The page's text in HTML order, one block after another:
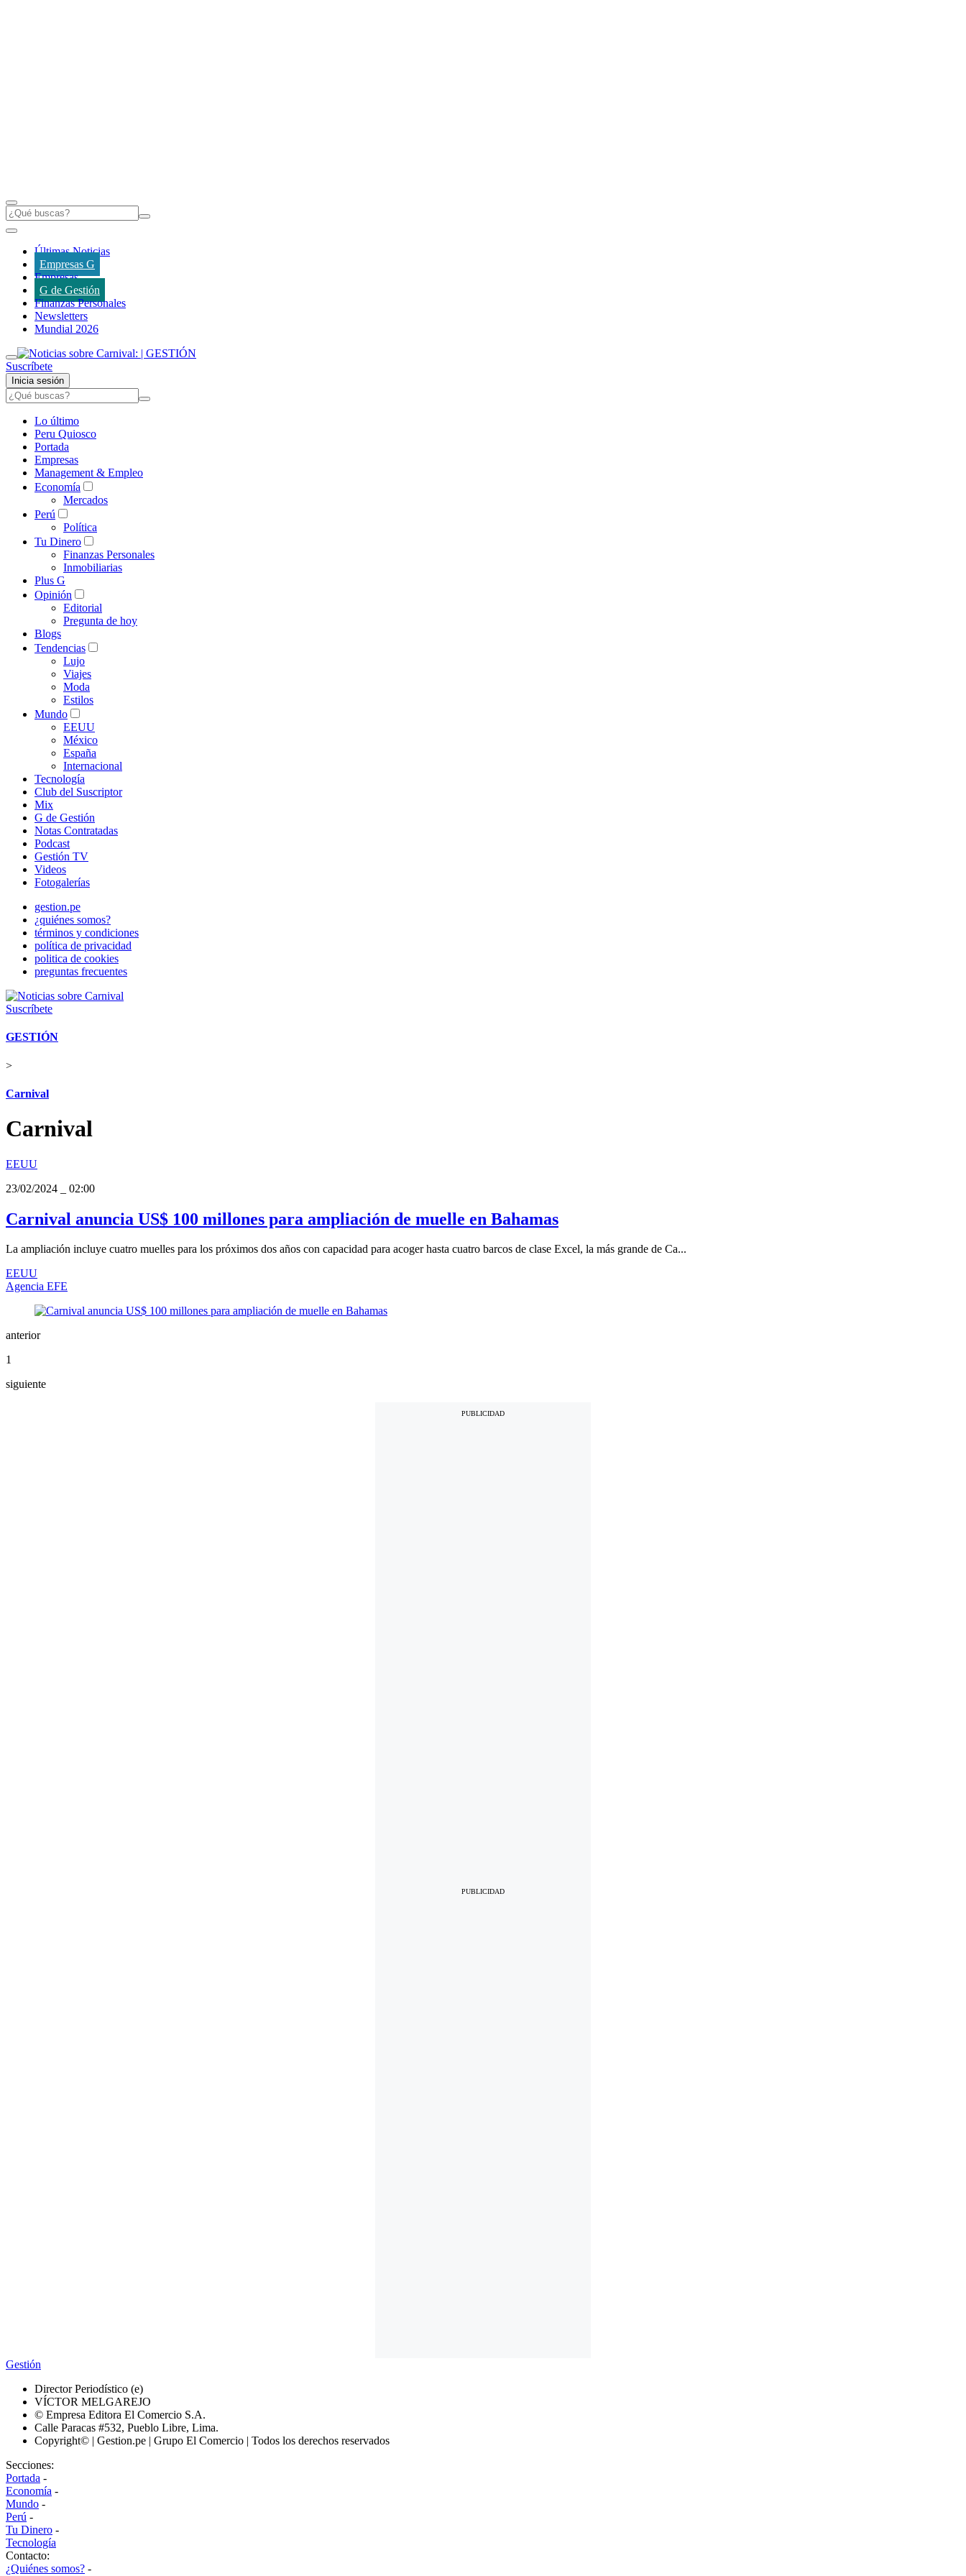
Últimas Noticias
Empresas G
Empresas
G de Gestión
Finanzas Personales
Newsletters
Mundial 2026
Suscríbete
Inicia sesión
Lo último
Peru Quiosco
Portada
Empresas
Management & Empleo
Economía
Mercados
Perú
Política
Tu Dinero
Finanzas Personales
Inmobiliarias
Plus G
Opinión
Editorial
Pregunta de hoy
Blogs
Tendencias
Lujo
Viajes
Moda
Estilos
Mundo
EEUU
México
España
Internacional
Tecnología
Club del Suscriptor
Mix
G de Gestión
Notas Contratadas
Podcast
Gestión TV
Videos
Fotogalerías
gestion.pe
¿quiénes somos?
términos y condiciones
política de privacidad
politica de cookies
preguntas frecuentes
Suscríbete
GESTIÓN
>
Carnival
Carnival
EEUU
23/02/2024
02:00
Carnival anuncia US$ 100 millones para ampliación de muelle en Bahamas
La ampliación incluye cuatro muelles para los próximos dos años con capacidad para acoger hasta cuatro barcos de clase Excel, la más grande de Ca...
EEUU
Agencia EFE
anterior
1
siguiente
Gestión
Director Periodístico (e)
VÍCTOR MELGAREJO
© Empresa Editora El Comercio S.A.
Calle Paracas #532, Pueblo Libre, Lima.
Copyright© | Gestion.pe | Grupo El Comercio | Todos los derechos reservados
Secciones:
Portada -
Economía -
Mundo -
Perú -
Tu Dinero -
Tecnología
Contacto:
¿Quiénes somos? -